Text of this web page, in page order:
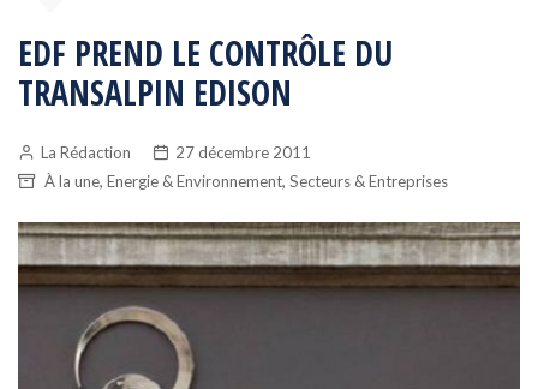
EDF PREND LE CONTRÔLE DU
TRANSALPIN EDISON
La Rédaction
27 décembre 2011
À la une, Energie & Environnement, Secteurs & Entreprises